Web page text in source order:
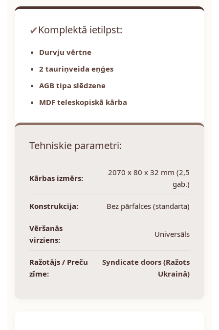
✔Komplektā ietilpst:
Durvju vērtne
2 tauriņveida eņģes
AGB tipa slēdzene
MDF teleskopiskā kārba
Tehniskie parametri:
Kārbas izmērs:
2070 x 80 x 32 mm (2,5
gab.)
Konstrukcija: Bez pārfalces (standarta)
Vēršanās
virziens:
Universāls
Ražotājs / Preču
zīme:
Syndicate doors (Ražots
Ukrainā)